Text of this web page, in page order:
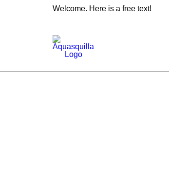
Welcome. Here is a free text!